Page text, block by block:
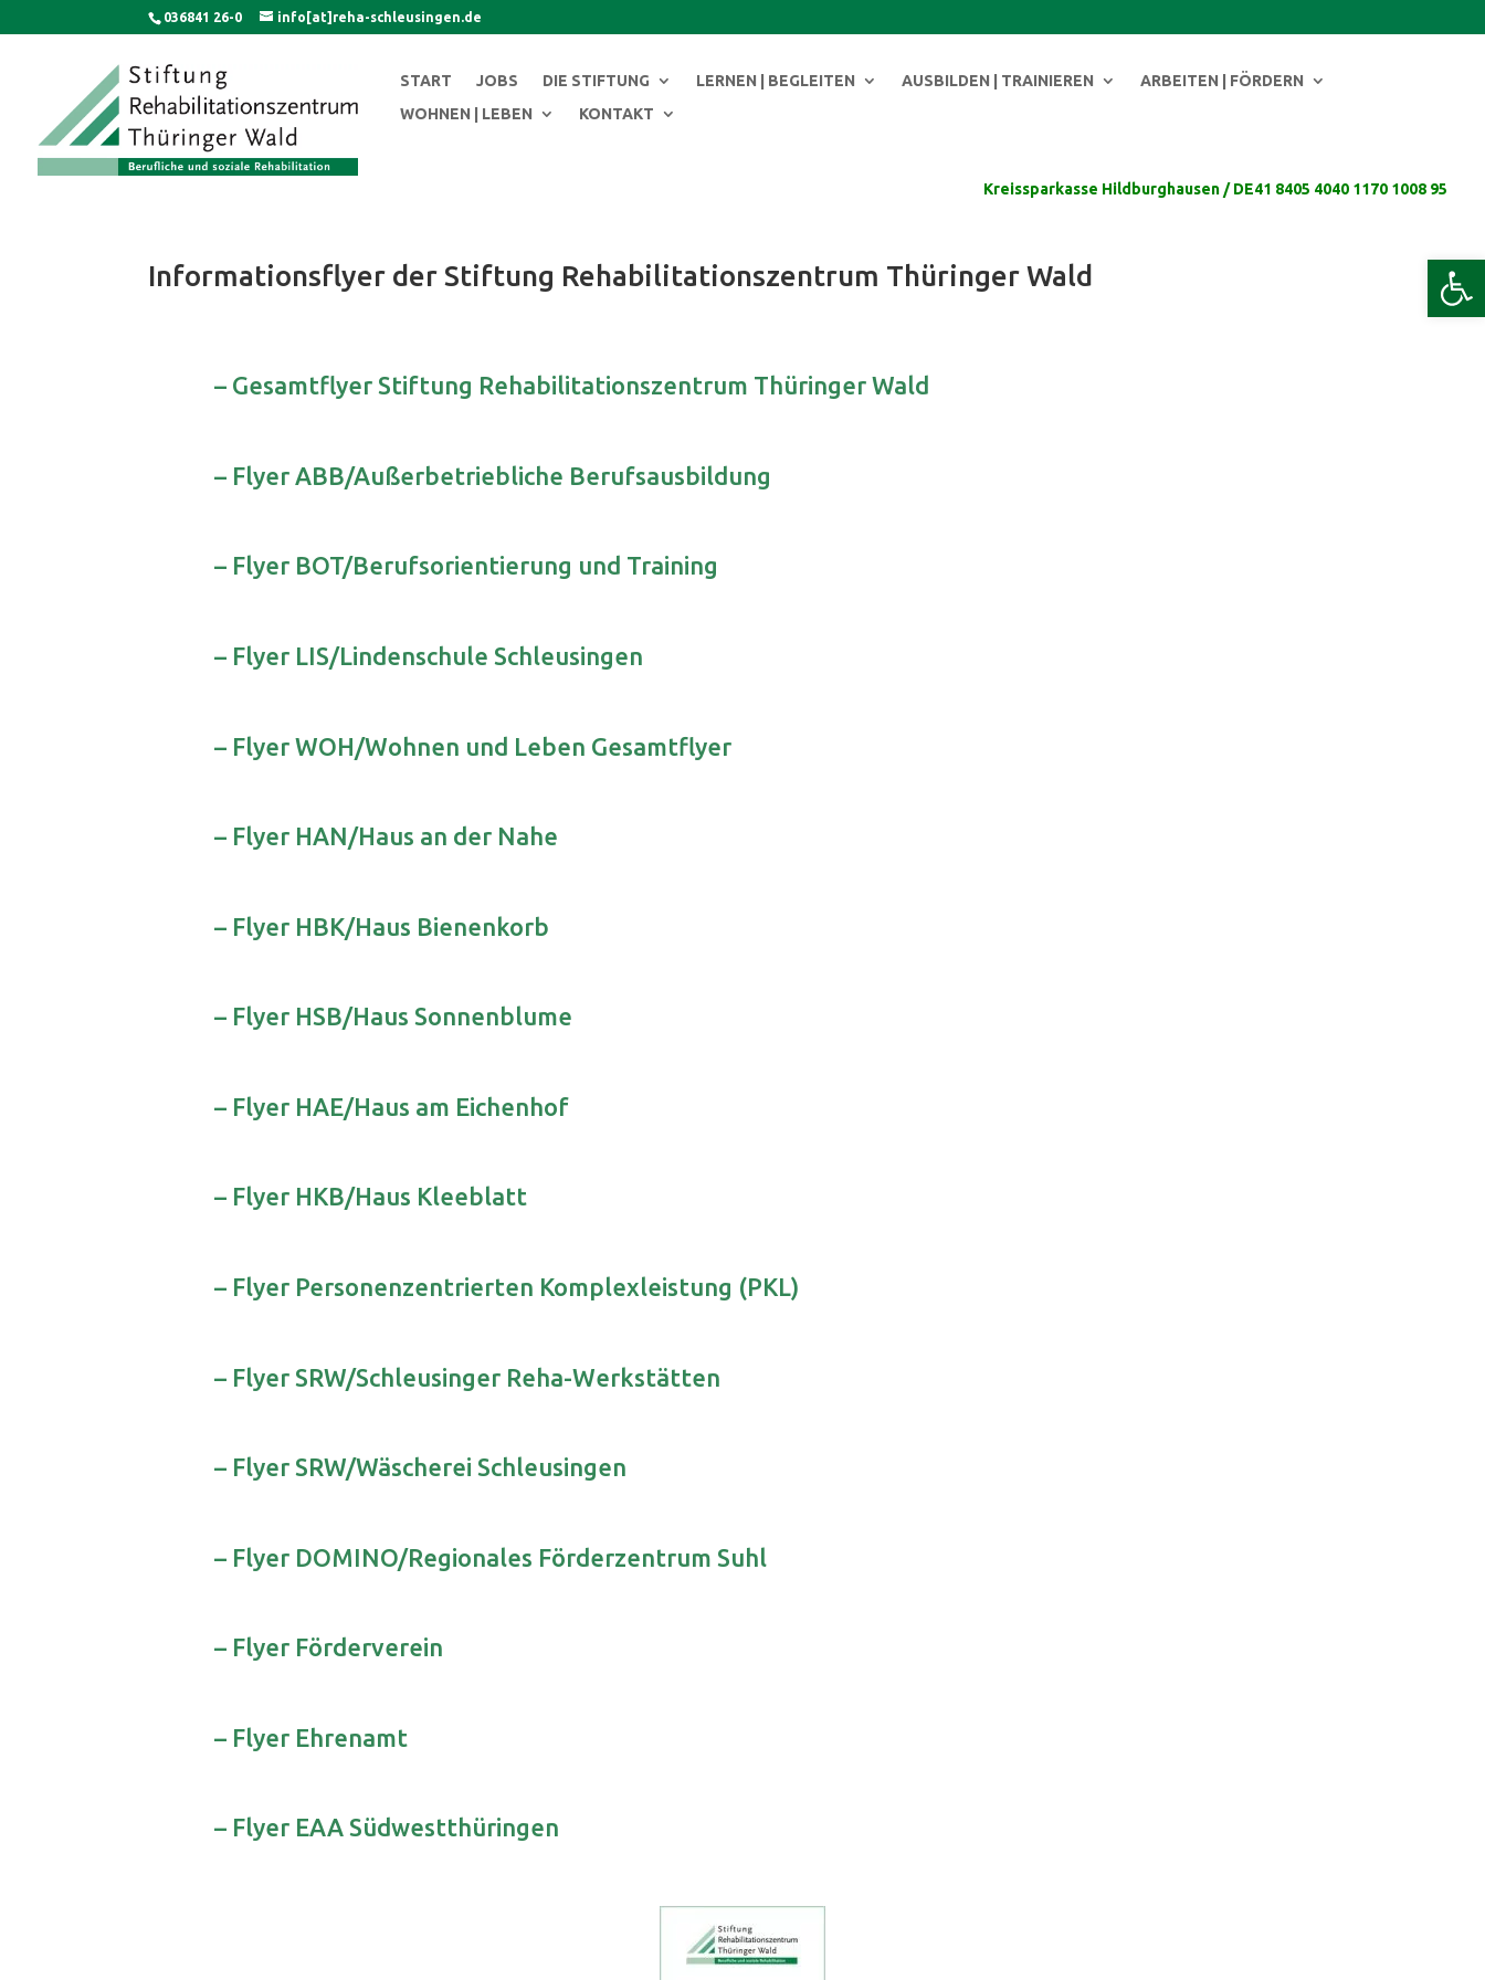
036841 26-0 info[at]reha-schleusingen.de
START JOBS DIE STIFTUNG LERNEN | BEGLEITEN AUSBILDEN | TRAINIEREN
ARBEITEN | FÖRDERN
WOHNEN | LEBEN
KONTAKT
Kreissparkasse Hildburghausen / DE41 8405 4040 1170 1008 95
Informationsflyer der Stiftung Rehabilitationszentrum Thüringer Wald
– Gesamtflyer Stiftung Rehabilitationszentrum Thüringer Wald
– Flyer ABB/Außerbetriebliche Berufsausbildung
– Flyer BOT/Berufsorientierung und Training
– Flyer LIS/Lindenschule Schleusingen
– Flyer WOH/Wohnen und Leben Gesamtflyer
– Flyer HAN/Haus an der Nahe
– Flyer HBK/Haus Bienenkorb
– Flyer HSB/Haus Sonnenblume
– Flyer HAE/Haus am Eichenhof
– Flyer HKB/Haus Kleeblatt
– Flyer Personenzentrierten Komplexleistung (PKL)
– Flyer SRW/Schleusinger Reha-Werkstätten
– Flyer SRW/Wäscherei Schleusingen
– Flyer DOMINO/Regionales Förderzentrum Suhl
– Flyer Förderverein
– Flyer Ehrenamt
– Flyer EAA Südwestthüringen